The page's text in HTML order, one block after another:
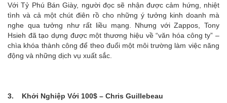
Với Tỷ Phú Bán Giày, người đọc sẽ nhận được cảm hứng, nhiệt
tình và cả một chút điên rồ cho những ý tưởng kinh doanh mà
nghe qua tưởng như rất liều mạng. Nhưng với Zappos, Tony
Hsieh đã tạo dựng được một thương hiệu về “văn hóa công ty” –
chìa khóa thành công để theo đuổi một môi trường làm việc năng
động và những dịch vụ xuất sắc.
3. Khởi Nghiệp Với 100$ – Chris Guillebeau